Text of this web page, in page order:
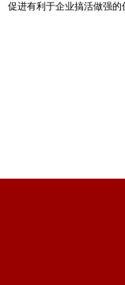
促进有利于企业搞活做强
《福建